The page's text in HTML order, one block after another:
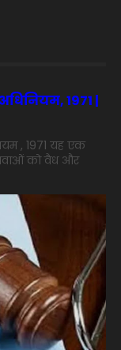
1971 |
, 1971 यह एक
को वैध और